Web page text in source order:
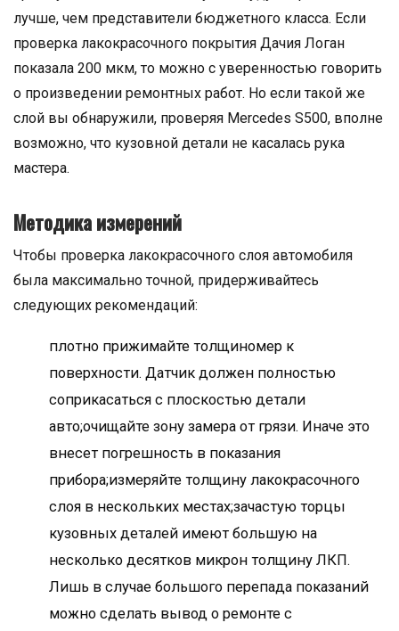
лучше, чем представители бюджетного класса. Если
проверка лакокрасочного покрытия Дачия Логан
показала 200 мкм, то можно с уверенностью говорить
о произведении ремонтных работ. Но если такой же
слой вы обнаружили, проверяя Mercedes S500, вполне
возможно, что кузовной детали не касалась рука
мастера.
Методика измерений
Чтобы проверка лакокрасочного слоя автомобиля
была максимально точной, придерживайтесь
следующих рекомендаций:
плотно прижимайте толщиномер к
поверхности. Датчик должен полностью
соприкасаться с плоскостью детали
авто;очищайте зону замера от грязи. Иначе это
внесет погрешность в показания
прибора;измеряйте толщину лакокрасочного
слоя в нескольких местах;зачастую торцы
кузовных деталей имеют большую на
несколько десятков микрон толщину ЛКП.
Лишь в случае большого перепада показаний
можно сделать вывод о ремонте с